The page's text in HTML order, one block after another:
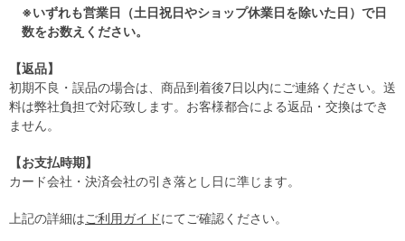
※いずれも営業日（土日祝日やショップ休業日を除いた日）で日
数をお数えください。
【返品】
初期不良・誤品の場合は、商品到着後7日以内にご連絡ください。送
料は弊社負担で対応致します。お客様都合による返品・交換はでき
ません。
【お支払時期】
カード会社・決済会社の引き落とし日に準じます。
上記の詳細はご利用ガイドにてご確認ください。